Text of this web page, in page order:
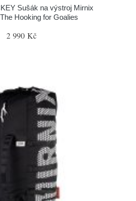
Sušák na výstroj Mirnix
Hooking for Goalies
2 990 Kč